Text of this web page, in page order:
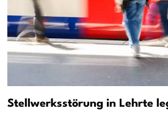
Stellwerksstörung in Lehrte